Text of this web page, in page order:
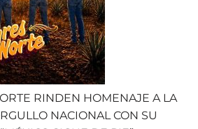
RINDEN HOMENAJE A LA
NACIONAL CON SU